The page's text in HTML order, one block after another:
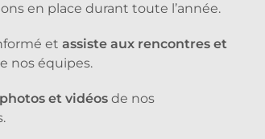
en place durant toute l’année.
et assiste aux rencontres et
nos équipes.
et vidéos de nos